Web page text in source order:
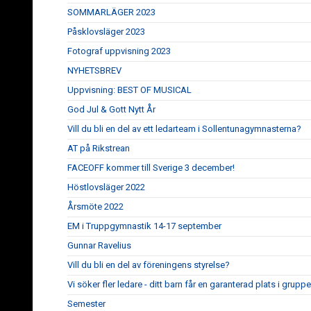
SOMMARLÄGER 2023
Påsklovsläger 2023
Fotograf uppvisning 2023
NYHETSBREV
Uppvisning: BEST OF MUSICAL
God Jul & Gott Nytt År
Vill du bli en del av ett ledarteam i Sollentunagymnasterna?
AT på Rikstrean
FACEOFF kommer till Sverige 3 december!
Höstlovsläger 2022
Årsmöte 2022
EM i Truppgymnastik 14-17 september
Gunnar Ravelius
Vill du bli en del av föreningens styrelse?
Vi söker fler ledare - ditt barn får en garanterad plats i
Semester